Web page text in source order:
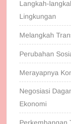
Langkah-
Lingkungan
Melangkah
Perubahan
Merayapnya
Negosiasi
Ekonomi